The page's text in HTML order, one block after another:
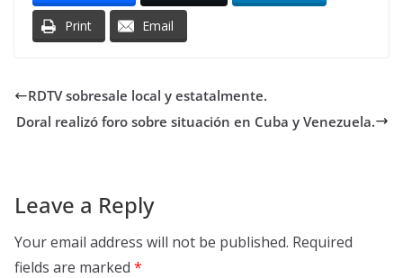
Print Email
RDTV sobresale local y estatalmente.
Doral realizó foro sobre situación en Cuba y Venezuela.
Leave a Reply
Your email address will not be published. Required
fields are marked *